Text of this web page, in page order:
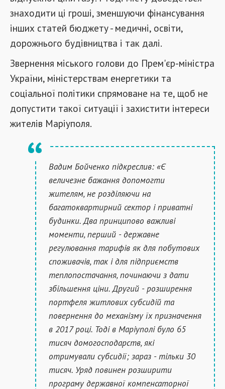
знаходити ці гроші, зменшуючи фінансування
інших статей бюджету - медичні, освіти,
дорожнього будівництва і так далі.
Звернення міського голови до Прем'єр-міністра
України, міністерствам енергетики та
соціальної політики спрямоване на те, щоб не
допустити такої ситуації і захистити інтереси
жителів Маріуполя.
Вадим Бойченко підкреслив: «Є
величезне бажання допомогти
жителям, не розділяючи на
багатоквартирний сектор і приватні
будинки. Два принципово важливі
моменти, перший - державне
регулювання тарифів як для побутових
споживачів, так і для підприємств
теплопостачання, починаючи з дати
збільшення ціни. Другий - розширення
портфеля житлових субсидій та
повернення до механізму їх призначення
в 2017 році. Тоді в Маріуполі було 65
тисяч домогосподарств, які
отримували субсидії; зараз - тільки 30
тисяч. Уряд повинен розширити
програму державної компенсаторної